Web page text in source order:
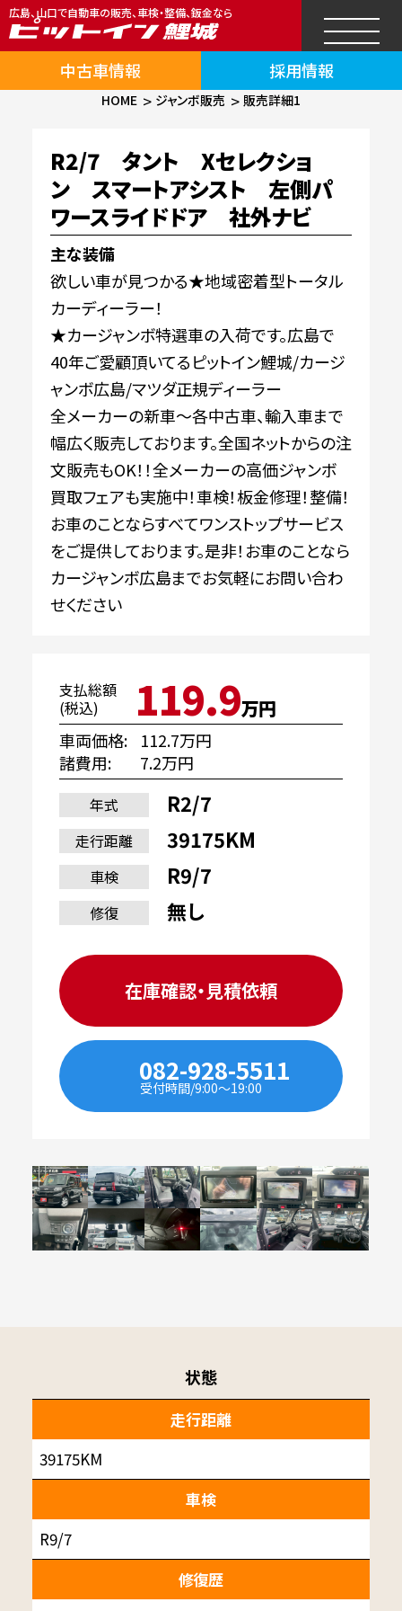
広島、山口で自動車の販売、車検・整備、鈑金なら
中古車情報 採用情報
HOME ジャンボ販売 販売詳細1
R2/7 タント Xセレクショ
ン スマートアシスト 左側パ
ワースライドドア 社外ナビ
主な装備
欲しい車が見つかる★地域密着型トータル
カーディーラー！
★カージャンボ特選車の入荷です。広島で
40年ご愛顧頂いてるピットイン鯉城/カージ
ャンボ広島/マツダ正規ディーラー
全メーカーの新車～各中古車、輸入車まで
幅広く販売しております。全国ネットからの注
文販売もOK！！全メーカーの高価ジャンボ
買取フェアも実施中！車検！板金修理！整備！
お車のことならすべてワンストップサービス
をご提供しております。是非！お車のことなら
カージャンボ広島までお気軽にお問い合わ
せください
支払総額
(税込)
119.9万円
車両価格
112.7万円
諸費用
7.2万円
年式 R2/7
走行距離 39175KM
車検 R9/7
修復 無し
在庫確認・見積依頼
082-928-5511
受付時間/9:00〜19:00
状態
走行距離
39175KM
車検
R9/7
修復歴